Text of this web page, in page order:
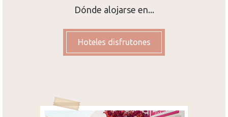
Dónde alojarse en...
Hoteles disfrutones